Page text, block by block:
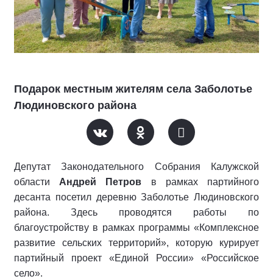
Подарок местным жителям села Заболотье
Людиновского района
Депутат Законодательного Собрания Калужской
области Андрей Петров в рамках партийного
десанта посетил деревню Заболотье Людиновского
района. Здесь проводятся работы по
благоустройству в рамках программы «Комплексное
развитие сельских территорий», которую курирует
партийный проект «Единой России» «Российское
село».